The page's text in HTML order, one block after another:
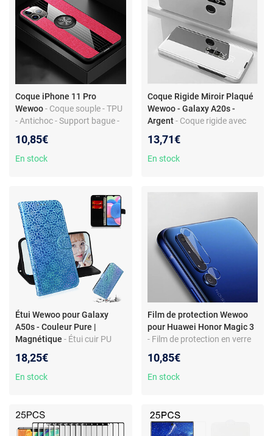
Coque iPhone 11 Pro
Wewoo- Coque souple - TPU
- Antichoc - Support bague -
10,85€
En stock
Coque Rigide Miroir Plaqué
Wewoo - Galaxy A20s -
Argent - Coque rigide avec
rayures et chocs
13,71€
En stock
Étui Wewoo pour Galaxy
A50s - Couleur Pure |
Magnétique - Étui cuir PU
et portefeuille - Lanière pour
facilité de transport
18,25€
En stock
Film de protection Wewoo
pour Huawei Honor Magic 3
- Film de protection en verre
caméra - Haute transparence
10,85€
En stock